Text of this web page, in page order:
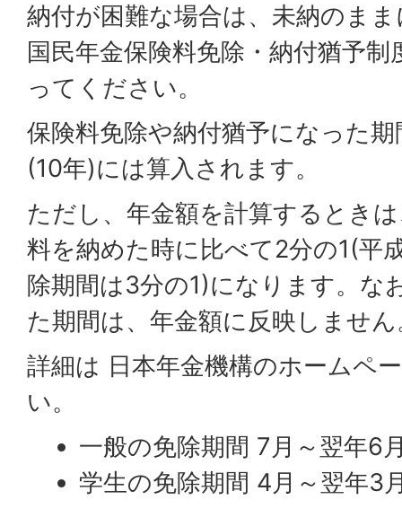
納付が困難な場合は、未納のま
国民年金保険料免除・納付猶予
ってください。
保険料免除や納付猶予になった
(10年)には算入されます。
ただし、年金額を計算するとき
料を納めた時に比べて2分の1(平
除期間は3分の1)になります。な
た期間は、年金額に反映しません
詳細は 日本年金機構のホームペ
い。
一般の免除期間 7月～翌年6
学生の免除期間 4月～翌年3